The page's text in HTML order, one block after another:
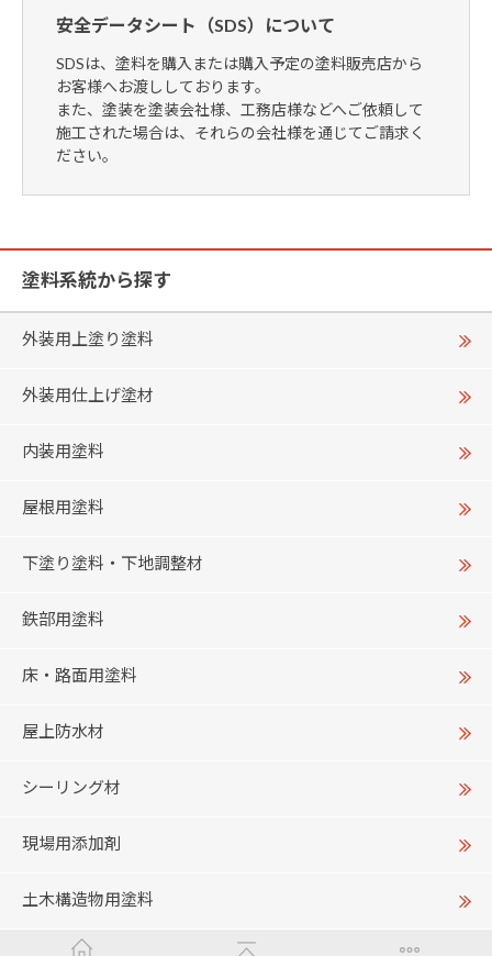
安全データシート（SDS）について
SDSは、塗料を購入または購入予定の塗料販売店から
お客様へお渡ししております。
また、塗装を塗装会社様、工務店様などへご依頼して
施工された場合は、それらの会社様を通じてご請求く
ださい。
塗料系統から探す
外装用上塗り塗料
外装用仕上げ塗材
内装用塗料
屋根用塗料
下塗り塗料・下地調整材
鉄部用塗料
床・路面用塗料
屋上防水材
シーリング材
現場用添加剤
土木構造物用塗料